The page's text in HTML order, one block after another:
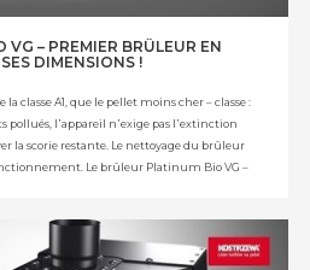
– PREMIER BRÛLEUR EN
DIMENSIONS !
classe A1, que le pellet moins cher – classe :
pollués, l᾿appareil n᾿exige pas l᾿extinction
la scorie restante. Le nettoyage du brûleur
Le brûleur Platinum Bio VG –